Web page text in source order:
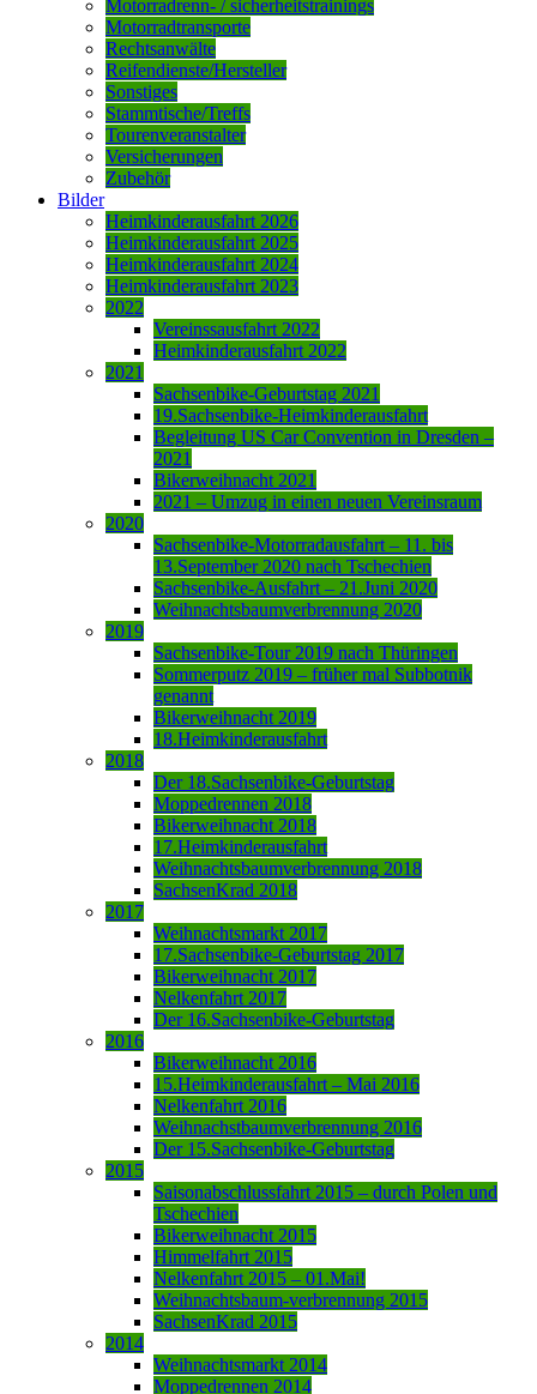
Motorradrenn- / sicherheitstrainings
Motorradtransporte
Rechtsanwälte
Reifendienste/Hersteller
Sonstiges
Stammtische/Treffs
Tourenveranstalter
Versicherungen
Zubehör
Bilder
Heimkinderausfahrt 2026
Heimkinderausfahrt 2025
Heimkinderausfahrt 2024
Heimkinderausfahrt 2023
2022
Vereinssausfahrt 2022
Heimkinderausfahrt 2022
2021
Sachsenbike-Geburtstag 2021
19.Sachsenbike-Heimkinderausfahrt
Begleitung US Car Convention in Dresden –
2021
Bikerweihnacht 2021
2021 – Umzug in einen neuen Vereinsraum
2020
Sachsenbike-Motorradausfahrt – 11. bis
13.September 2020 nach Tschechien
Sachsenbike-Ausfahrt – 21.Juni 2020
Weihnachtsbaumverbrennung 2020
2019
Sachsenbike-Tour 2019 nach Thüringen
Sommerputz 2019 – früher mal Subbotnik
genannt
Bikerweihnacht 2019
18.Heimkinderausfahrt
2018
Der 18.Sachsenbike-Geburtstag
Moppedrennen 2018
Bikerweihnacht 2018
17.Heimkinderausfahrt
Weihnachtsbaumverbrennung 2018
SachsenKrad 2018
2017
Weihnachtsmarkt 2017
17.Sachsenbike-Geburtstag 2017
Bikerweihnacht 2017
Nelkenfahrt 2017
Der 16.Sachsenbike-Geburtstag
2016
Bikerweihnacht 2016
15.Heimkinderausfahrt – Mai 2016
Nelkenfahrt 2016
Weihnachstbaumverbrennung 2016
Der 15.Sachsenbike-Geburtstag
2015
Saisonabschlussfahrt 2015 – durch Polen und
Tschechien
Bikerweihnacht 2015
Himmelfahrt 2015
Nelkenfahrt 2015 – 01.Mai!
Weihnachtsbaum-verbrennung 2015
SachsenKrad 2015
2014
Weihnachtsmarkt 2014
Moppedrennen 2014